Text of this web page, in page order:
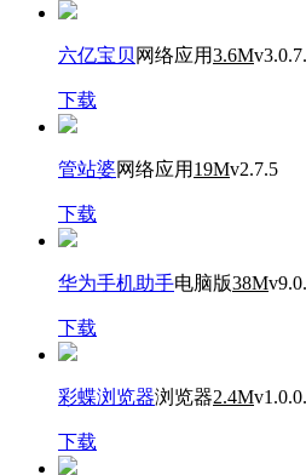
六亿宝贝 网络应用3.6M
下载
管站婆网络应用 19Mv2.7.5
下载
华为手机助手电脑版38M
下载
彩蝶浏览器浏览器2.4M
下载